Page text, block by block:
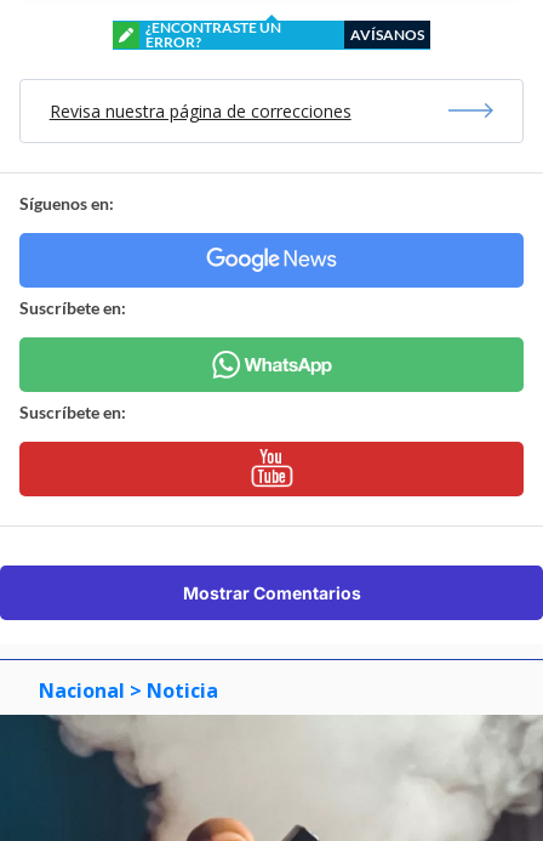
¿ENCONTRASTE UN
ERROR?
AVÍSANOS
Revisa nuestra página de correcciones
Síguenos en:
Suscríbete en:
Suscríbete en:
Mostrar Comentarios
Nacional > Noticia